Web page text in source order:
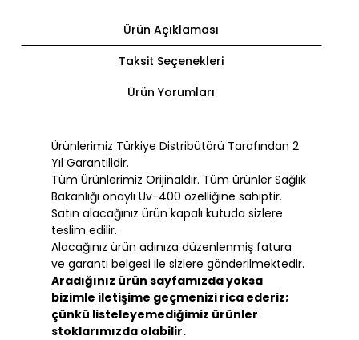
Ürün Açıklaması
Taksit Seçenekleri
Ürün Yorumları
Ürünlerimiz Türkiye Distribütörü Tarafından 2
Yıl Garantilidir.
Tüm Ürünlerimiz Orijinaldır. Tüm ürünler Sağlık
Bakanlığı onaylı Uv-400 özelliğine sahiptir.
Satın alacağınız ürün kapalı kutuda sizlere
teslim edilir.
Alacağınız ürün adınıza düzenlenmiş fatura
ve garanti belgesi ile sizlere gönderilmektedir.
Aradığınız ürün sayfamızda yoksa
bizimle iletişime geçmenizi rica ederiz;
çünkü listeleyemediğimiz ürünler
stoklarımızda olabilir.